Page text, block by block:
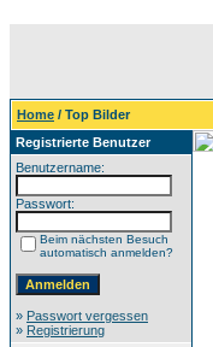
Home / Top Bilder
Registrierte Benutzer
Benutzername:
Passwort:
Beim nächsten Besuch
automatisch anmelden?
» Passwort vergessen
» Registrierung